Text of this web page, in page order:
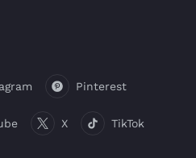
Pinterest
X TikTok